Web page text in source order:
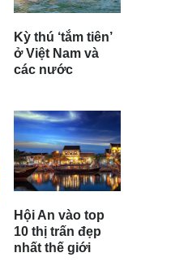
Kỳ thú ‘tắm tiên’
ở Việt Nam và
các nước
Hội An vào top
10 thị trấn đẹp
nhất thế giới